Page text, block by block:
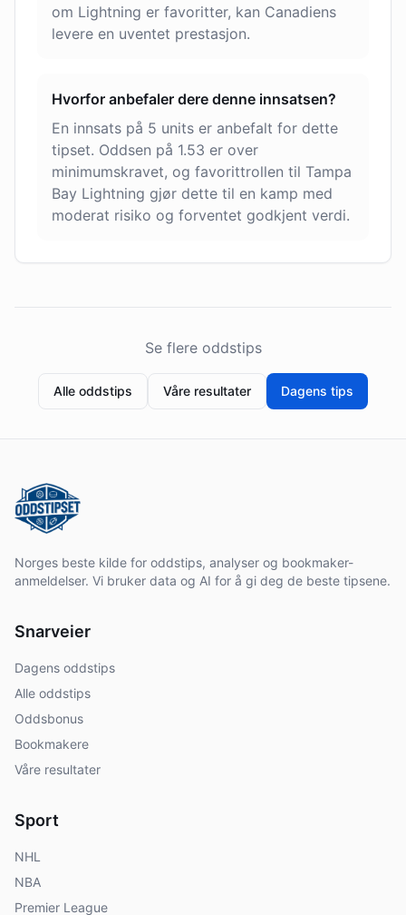
om Lightning er favoritter, kan Canadiens
levere en uventet prestasjon.
Hvorfor anbefaler dere denne innsatsen?
En innsats på 5 units er anbefalt for dette
tipset. Oddsen på 1.53 er over
minimumskravet, og favorittrollen til Tampa
Bay Lightning gjør dette til en kamp med
moderat risiko og forventet godkjent verdi.
Se flere oddstips
Alle oddstips Våre resultater Dagens tips
Norges beste kilde for oddstips, analyser og bookmaker-
anmeldelser. Vi bruker data og AI for å gi deg de beste tipsene.
Snarveier
Dagens oddstips
Alle oddstips
Oddsbonus
Bookmakere
Våre resultater
Sport
NHL
NBA
Premier League